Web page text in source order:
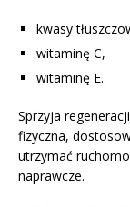
kwasy
witaminę C,
witaminę E.
Sprzyja
fizyczna,
utrzymać
naprawcze.